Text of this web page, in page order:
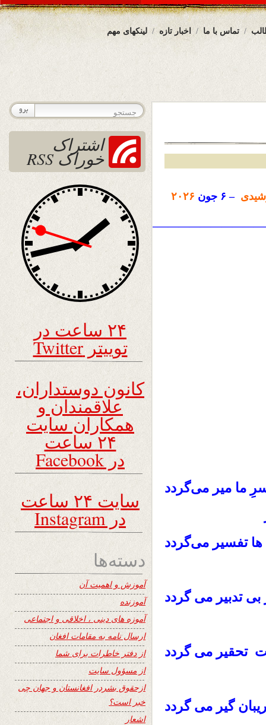
لینکهای مهم اخبار تازه تماس با ما
– ۶ جون ۲۰۲۶
سرِ ما میر می‌گردد
تفسیر می‌گردد
تدبیر می گردد
تحقیر می گردد
گیر می گردد
اشتراک
خوراک RSS
۲۴ ساعت در
توییتر Twitter
کانون دوستداران،
علاقمندان و
همکاران سایت
۲۴ ساعت
در Facebook
سایت ۲۴ ساعت
در Instagram
دسته‌ها
آموزش و اهمیت آن
آموزنده
آموزه های دینی ، اخلاقی و اجتماعی
ارسال نامه به مقامات افغان
از دفتر خاطرات برای شما
از مسؤول سایت
ازحقوق بشردر افغانستان و جهان چی
خبر است؟
اشعار